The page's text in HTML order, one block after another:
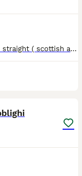
Nala e Nancy due splendide Highland straight ( scottish a pelo lungo) cercano una nuova famiglia....mamma British papà Highland di colorazione black Golden verranno cedute con doppia vaccinazione microchip sverminate e pedigree Enfi